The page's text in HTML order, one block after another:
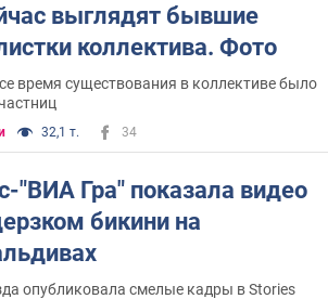
выглядят бывшие
коллектива. Фото
время существования в коллективе было
32,1 т. 34
"ВИА Гра" показала видео
бикини на
опубликовала смелые кадры в Stories